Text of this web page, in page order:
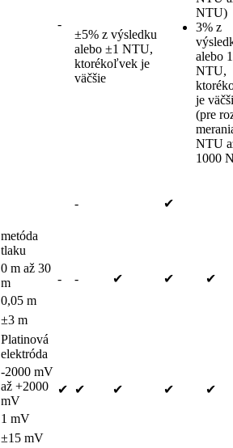
-
±5% z výsledku
alebo ±1 NTU,
ktorékoľvek je
väčšie
NTU)
3% z
alebo 1
NTU,
je
(pre
NTU
1000
- ✔
metóda
tlaku
- - ✔ ✔ ✔
0 m až 30
m
0,05 m
±3 m
Platinová
elektróda
✔ ✔ ✔ ✔ ✔
-2000 mV
až +2000
mV
1 mV
±15 mV